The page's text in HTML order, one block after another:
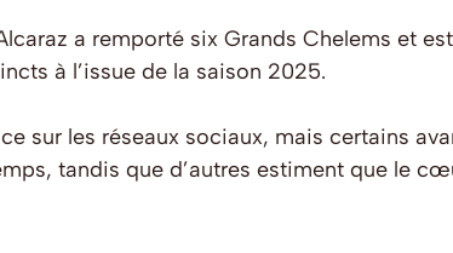
a remporté six Grands Chelems et
à l’issue de la saison 2025.
sur les réseaux sociaux, mais certains
tandis que d’autres estiment que le